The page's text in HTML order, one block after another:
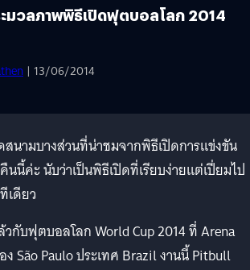
ะมวลภาพพิธีเปิดฟุตบอลโลก 2014
| 13/06/2014
นามบางส่วนที่น่าชมจากพิธีเปิดการแข่งขัน
นี้ค่ะ นับว่าเป็นพิธีเปิดที่เรียบง่ายแต่เปี่ยมไป
เดียว
กับฟุตบอลโลก World Cup 2014 ที่ Arena
ง São Paulo ประเทศ Brazil งานนี้ Pitbull